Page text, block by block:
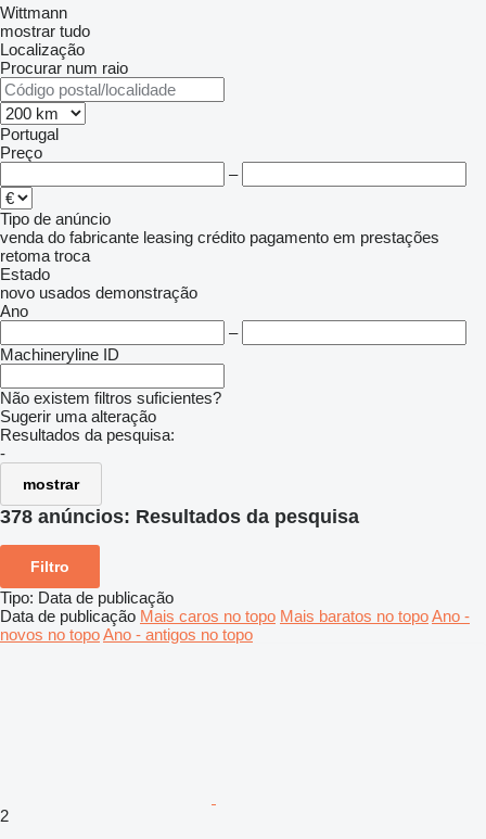
Wittmann
mostrar tudo
Localização
Procurar num raio
Portugal
Preço
–
Tipo de anúncio
venda do fabricante leasing crédito pagamento em prestações
retoma troca
Estado
novo usados demonstração
Ano
–
Machineryline ID
Não existem filtros suficientes?
Sugerir uma alteração
Resultados da pesquisa:
-
mostrar
378 anúncios: Resultados da pesquisa
Filtro
Tipo: Data de publicação
Data de publicação Mais caros no topo Mais baratos no topoAno -
novos no topoAno - antigos no topo
2